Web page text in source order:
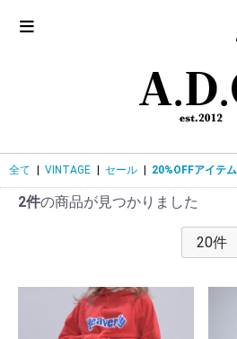
全て VINTAGE セール 20%OFFアイテム
2件の商品が見つかりました